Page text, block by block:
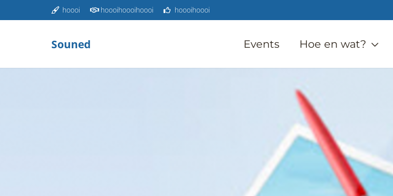
hoooi hoooihoooihoooi hoooihoooi
Souned Events Hoe en wat?